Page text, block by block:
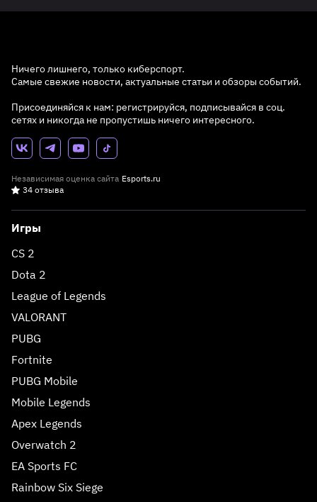
Ничего лишнего, только киберспорт.
Самые свежие новости, актуальные статьи и обзоры событий.
Присоединяйся к нам: регистрируйся, подписывайся в соц.
сетях и никогда не пропустишь ничего интересного.
Независимая оценка сайта Esports.ru
34 отзыва
Игры
CS 2
Dota 2
League of Legends
VALORANT
PUBG
Fortnite
PUBG Mobile
Mobile Legends
Apex Legends
Overwatch 2
EA Sports FC
Rainbow Six Siege